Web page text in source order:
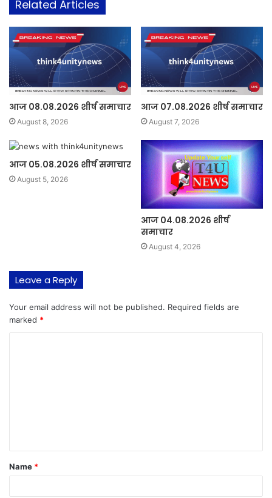
Related Articles
आज 08.08.2026 शीर्ष समाचार
August 8, 2026
आज 07.08.2026 शीर्ष समाचार
August 7, 2026
आज 05.08.2026 शीर्ष समाचार
August 5, 2026
आज 04.08.2026 शीर्ष
समाचार
August 4, 2026
Leave a Reply
Your email address will not be published. Required fields are
marked *
t
*
Name *